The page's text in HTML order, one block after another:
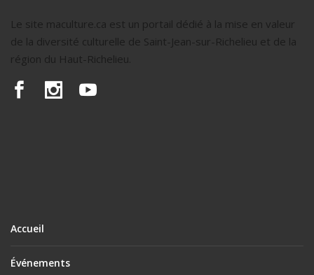
Le site maculture.ca est un portail dédié à la mise en valeur
de la diversité culturelle de Saint-Jean-sur-Richelieu et de la
région du Haut-Richelieu.
Accueil
Événements